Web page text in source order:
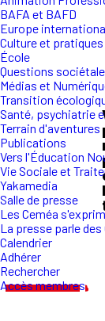
BAFA et BAFD
Europe
Culture et
École
Questions
Médias et
Transition
Santé, psychiatrie
Terrain d'aventures
Publications
Vers l'Éducation
Vie Sociale et
Yakamedia
Salle de presse
Les Ceméa
La presse parle des
Calendrier
Adhérer
Rechercher
Accès membres